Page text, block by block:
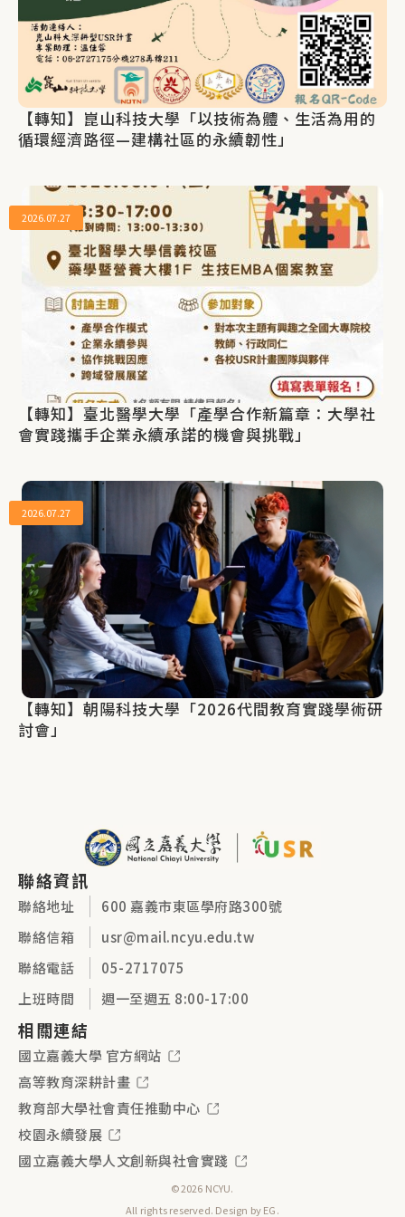
【轉知】崑山科技大學「以技術為體、生活為用的
循環經濟路徑—建構社區的永續韌性」
【轉知】臺北醫學大學「產學合作新篇章：大學社
會實踐攜手企業永續承諾的機會與挑戰」
2026.07.27
【轉知】朝陽科技大學「2026代間教育實踐學術研
討會」
2026.07.27
聯絡資訊
聯絡地址
600 嘉義市東區學府路300號
聯絡信箱
usr@mail.ncyu.edu.tw
聯絡電話
05-2717075
上班時間
週一至週五 8:00-17:00
相關連結
國立嘉義大學 官方網站
高等教育深耕計畫
教育部大學社會責任推動中心
校園永續發展
國立嘉義大學人文創新與社會實踐
©2026 NCYU.
All rights reserved. Design byEG.